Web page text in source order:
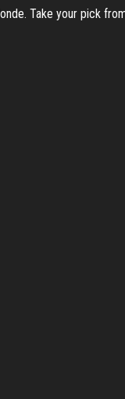
Take your pick